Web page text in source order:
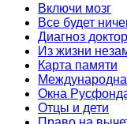
Включи мозг
Все будет
Диагноз
Из жизни
Карта памяти
Окна
Отцы и дети